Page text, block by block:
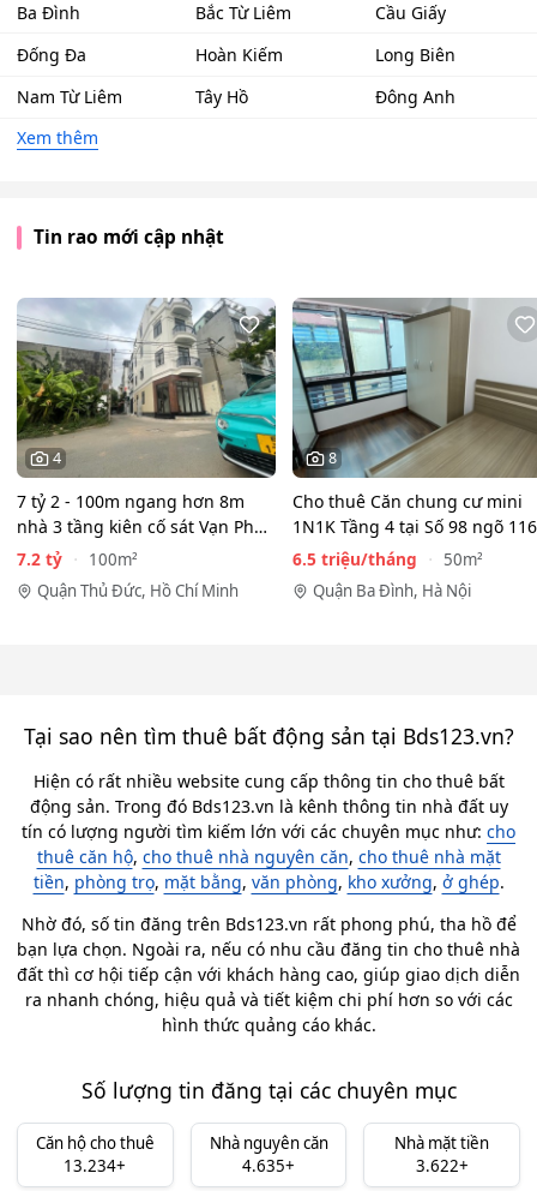
Ba Đình Bắc Từ Liêm
Cầu Giấy
Đống Đa
Hoàn Kiếm
Long Biên
Nam Từ Liêm
Tây Hồ
Đông Anh
Xem thêm
Tin rao mới cập nhật
4
7 tỷ 2 - 100m ngang hơn 8m
nhà 3 tầng kiên cố sát Vạn Phúc
City - HẺM XE HƠI…
7.2 tỷ
100m²
Quận Thủ Đức, Hồ Chí Minh
8
Cho thuê Căn chung cư mini
1N1K Tầng 4 tại Số 98 ngõ 116
Phan Kế Bính, Ba Đình.…
6.5 triệu/tháng
50m²
Quận Ba Đình, Hà Nội
Tại sao nên tìm thuê bất động sản tại Bds123.vn?
Hiện có rất nhiều website cung cấp thông tin cho thuê bất
động sản. Trong đó Bds123.vn là kênh thông tin nhà đất uy
tín có lượng người tìm kiếm lớn với các chuyên mục như: cho
thuê căn hộ, cho thuê nhà nguyên căn, cho thuê nhà mặt
tiền, phòng trọ, mặt bằng, văn phòng, kho xưởng, ở ghép.
Nhờ đó, số tin đăng trên Bds123.vn rất phong phú, tha hồ để
bạn lựa chọn. Ngoài ra, nếu có nhu cầu đăng tin cho thuê nhà
đất thì cơ hội tiếp cận với khách hàng cao, giúp giao dịch diễn
ra nhanh chóng, hiệu quả và tiết kiệm chi phí hơn so với các
hình thức quảng cáo khác.
Số lượng tin đăng tại các chuyên mục
Căn hộ cho thuê
13.234+
Nhà nguyên căn
4.635+
Nhà mặt tiền
3.622+